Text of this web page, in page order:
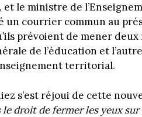
le ministre de
un courrier commun au
prévoient de mener deux
de l’éducation et
territorial.
s’est réjoui de cette
le droit de fermer les yeux